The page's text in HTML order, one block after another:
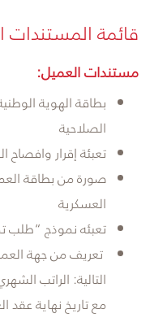
قائمة المستندات
مستندات
بطاقة الهوية
الصلاحية
تعبئة إقرار وافصاح
صورة من بطاقة
العسكرية
تعبئه نموذج “طلب
تعريف من جهة
التالية: الراتب
مع تاريخ نهاية